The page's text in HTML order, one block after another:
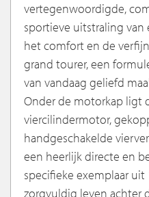
vertegenwoordigde,
sportieve uitstraling
het comfort en de
grand tourer, een
van vandaag geliefd
Onder de motorkap ligt
viercilindermotor,
handgeschakelde
een heerlijk directe en
specifieke exemplaar
zorgvuldig leven achter